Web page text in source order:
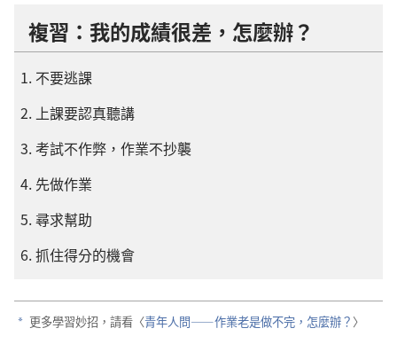
複習：我的成績很差，怎麼辦？
不要逃課
上課要認真聽講
考試不作弊，作業不抄襲
先做作業
尋求幫助
抓住得分的機會
a 更多學習妙招，請看〈青年人問——作業老是做不完，怎麼辦？ 〉